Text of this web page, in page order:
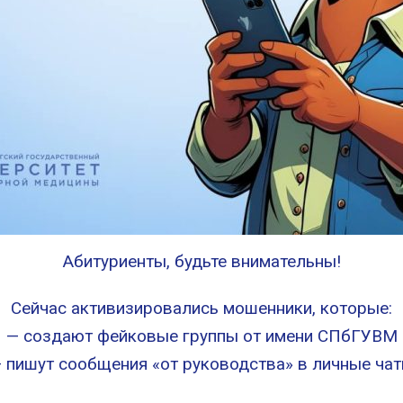
Абитуриенты, будьте внимательны!
Сейчас активизировались мошенники, которые:
— создают фейковые группы от имени СПбГУВМ
сообщения «от руководства» в личные